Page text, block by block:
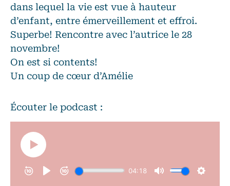
dans lequel la vie est vue à hauteur
d’enfant, entre émerveillement et effroi.
Superbe! Rencontre avec l’autrice le 28
novembre!
On est si contents!
Un coup de cœur d’Amélie
Écouter le podcast :